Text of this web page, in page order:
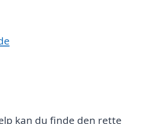
kan du finde den rette